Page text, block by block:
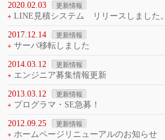
2020.02.03 更新情報
LINE見積システム リリースしました。
2017.12.14 更新情報
サーバ移転しました
2014.03.12 更新情報
エンジニア募集情報更新
2013.03.12 更新情報
プログラマ・SE急募！
2012.09.25 更新情報
ホームページリニューアルのお知らせ